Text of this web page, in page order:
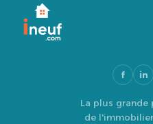
f in
La plus grande
de